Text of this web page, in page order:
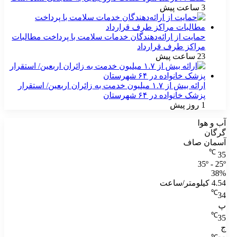
3 ساعت پیش
حمایت از ارائه‌دهندگان خدمات سلامت با پرداخت مطالبات
مراکز طرف قرارداد
23 ساعت پیش
ارائه بیش از ۱.۷ میلیون خدمت به زائران اربعین/ استقرار
پزشک خانواده در ۶۴ شهرستان
1 روز پیش
آب و هوا
گرگان
آسمان صاف
35
℃
35º - 25º
38%
4.54 کیلومتر/ساعت
34
℃
پ
35
℃
ج